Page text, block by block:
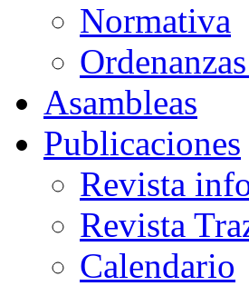
Normativa
Asambleas
Publicaciones
Revista
Revista
Calendario